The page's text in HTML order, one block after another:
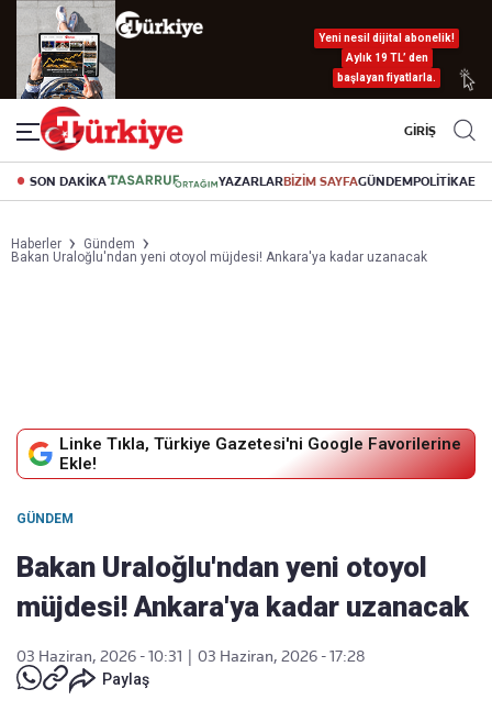
Yeni nesil dijital abonelik!
Aylık 19 TL’ den
başlayan fiyatlarla.
GİRİŞ
SON DAKİKA YAZARLARBİZİM SAYFAGÜNDEMPOLİTİKA
Haberler
Gündem
Bakan Uraloğlu'ndan yeni otoyol müjdesi! Ankara'ya kadar uzanacak
Linke Tıkla, Türkiye Gazetesi'ni Google Favorilerine
Ekle!
GÜNDEM
Bakan Uraloğlu'ndan yeni otoyol
müjdesi! Ankara'ya kadar uzanacak
03 Haziran, 2026 - 10:31
03 Haziran, 2026 - 17:28
Paylaş